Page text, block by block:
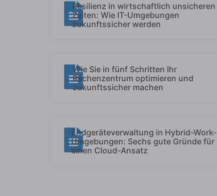
Resilienz in wirtschaftlich unsicheren
Zeiten: Wie IT-Umgebungen
zukunftssicher werden
Wie Sie in fünf Schritten Ihr
Rechenzentrum optimieren und
zukunftssicher machen
Endgeräteverwaltung in Hybrid-Work-
Umgebungen: Sechs gute Gründe für
einen Cloud-Ansatz